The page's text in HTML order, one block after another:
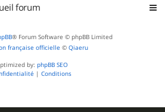
forum
® Forum Software © phpBB Limited
française officielle © Qiaeru
by: phpBB SEO
| Conditions